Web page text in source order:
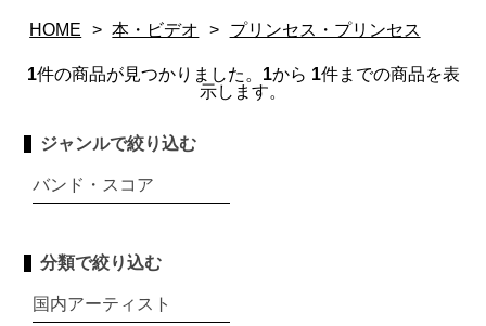
HOME > 本・ビデオ > プリンセス・プリンセス
1件の商品が見つかりました。 1から 1件までの商品を表
示します。
ジャンルで絞り込む
バンド・スコア
分類で絞り込む
国内アーティスト